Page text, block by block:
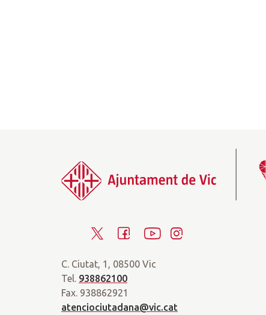
i
t
t
c
b
Y
u
C. Ciutat, 1, 08500 Vic
Tel. 938862100
Fax. 938862921
atenciociutadana@vic.cat